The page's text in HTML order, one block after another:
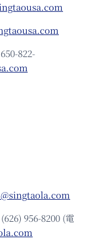
822-
(626) 956-8200 (電